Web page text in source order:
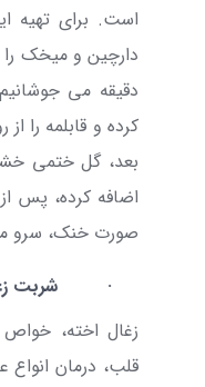
است. برای تهیه
دقیقه می
کرده و قابلمه را
بعد، گل ختمی
صورت خنک، سرو
·
شربت
زغال اخته،
قلب، درمان